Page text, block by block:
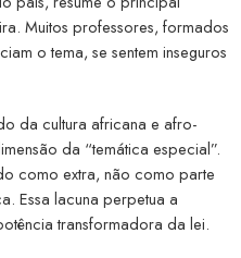
Muitos professores, formados
o tema, se sentem inseguros
da cultura africana e afro-
da “temática especial”.
como extra, não como parte
Essa lacuna perpetua a
transformadora da lei.